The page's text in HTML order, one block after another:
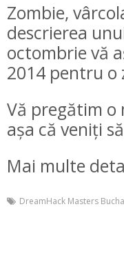
Zombie,
descrierea
octombrie vă
2014 pentru o
Vă pregătim o
așa că veniți
Mai multe
DreamHack Masters